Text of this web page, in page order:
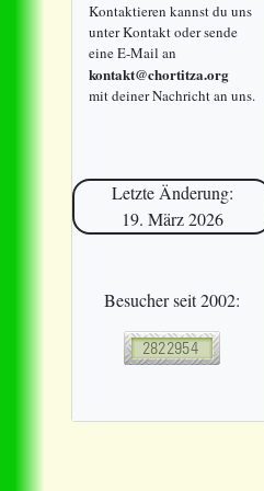
Kontaktieren kannst du uns
unter Kontakt oder sende
eine E-Mail an
kontakt@chortitza.org
mit deiner Nachricht an uns.
Letzte Änderung:
19. März 2026
Besucher seit 2002: